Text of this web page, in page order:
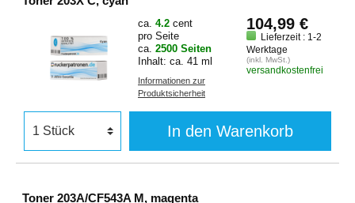
ca. 4.2 cent
pro Seite
ca. 2500 Seiten
Inhalt: ca. 41 ml
Informationen zur
Produktsicherheit
104,99 €
Lieferzeit : 1-2
Werktage
(inkl. MwSt.)
versandkostenfrei
In den Warenkorb
Toner 203A/CF543A M, magenta